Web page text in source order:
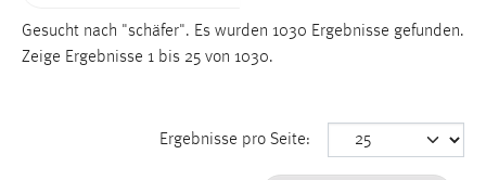
Gesucht nach "schäfer". Es wurden 1030 Ergebnisse gefunden.
Zeige Ergebnisse 1 bis 25 von 1030.
Ergebnisse pro Seite:
Name:
Dieser Cookie speichert die ausgewählten Einverständnis-